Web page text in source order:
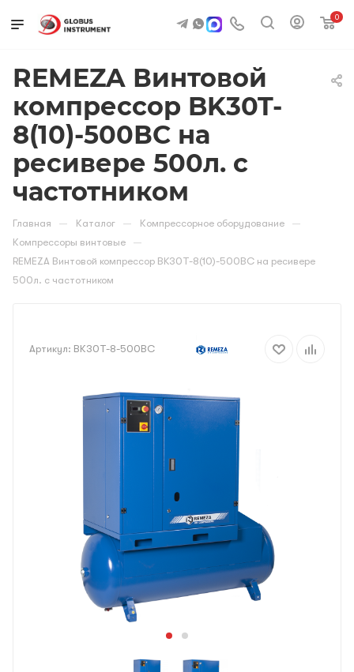
0
REMEZA Винтовой
компрессор BK30T-
8(10)-500ВС на
ресивере 500л. с
частотником
Главная — Каталог — Компрессорное оборудование —
Компрессоры винтовые —
REMEZA Винтовой компрессор BK30T-8(10)-500ВС на ресивере
500л. с частотником
Артикул: ВК30Т-8-500ВС